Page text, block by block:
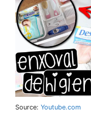
Source: Youtube.com